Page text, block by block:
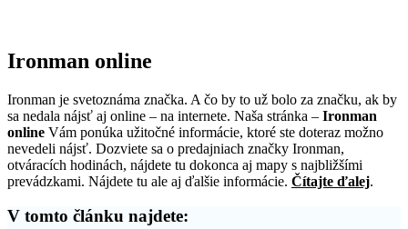
Ironman online
Ironman je svetoznáma značka. A čo by to už bolo za značku, ak by
sa nedala nájsť aj online – na internete. Naša stránka – Ironman
online Vám ponúka užitočné informácie, ktoré ste doteraz možno
nevedeli nájsť. Dozviete sa o predajniach značky Ironman,
otváracích hodinách, nájdete tu dokonca aj mapy s najbližšími
prevádzkami. Nájdete tu ale aj ďalšie informácie. Čítajte ďalej.
V tomto článku najdete: